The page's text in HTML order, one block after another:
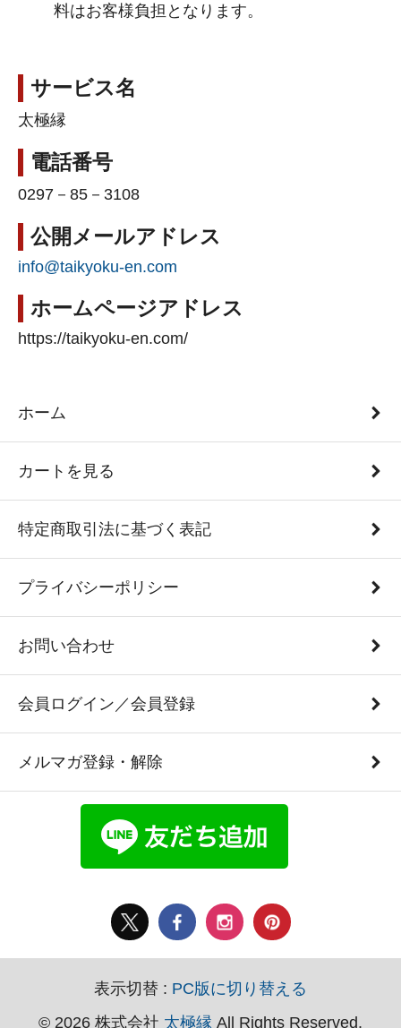
料はお客様負担となります。
サービス名
太極縁
電話番号
0297－85－3108
公開メールアドレス
info@taikyoku-en.com
ホームページアドレス
https://taikyoku-en.com/
ホーム
カートを見る
特定商取引法に基づく表記
プライバシーポリシー
お問い合わせ
会員ログイン／会員登録
メルマガ登録・解除
表示切替 : PC版に切り替える
© 2026 株式会社 太極縁 All Rights Reserved.